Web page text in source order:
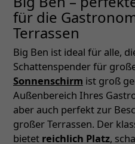
für die
Terrassen
Big Ben ist ideal für alle,
Schattenspender für
Sonnenschirm ist groß
Außenbereich Ihres
aber auch perfekt zur
großer Terrassen. Der
bietet reichlich Platz,